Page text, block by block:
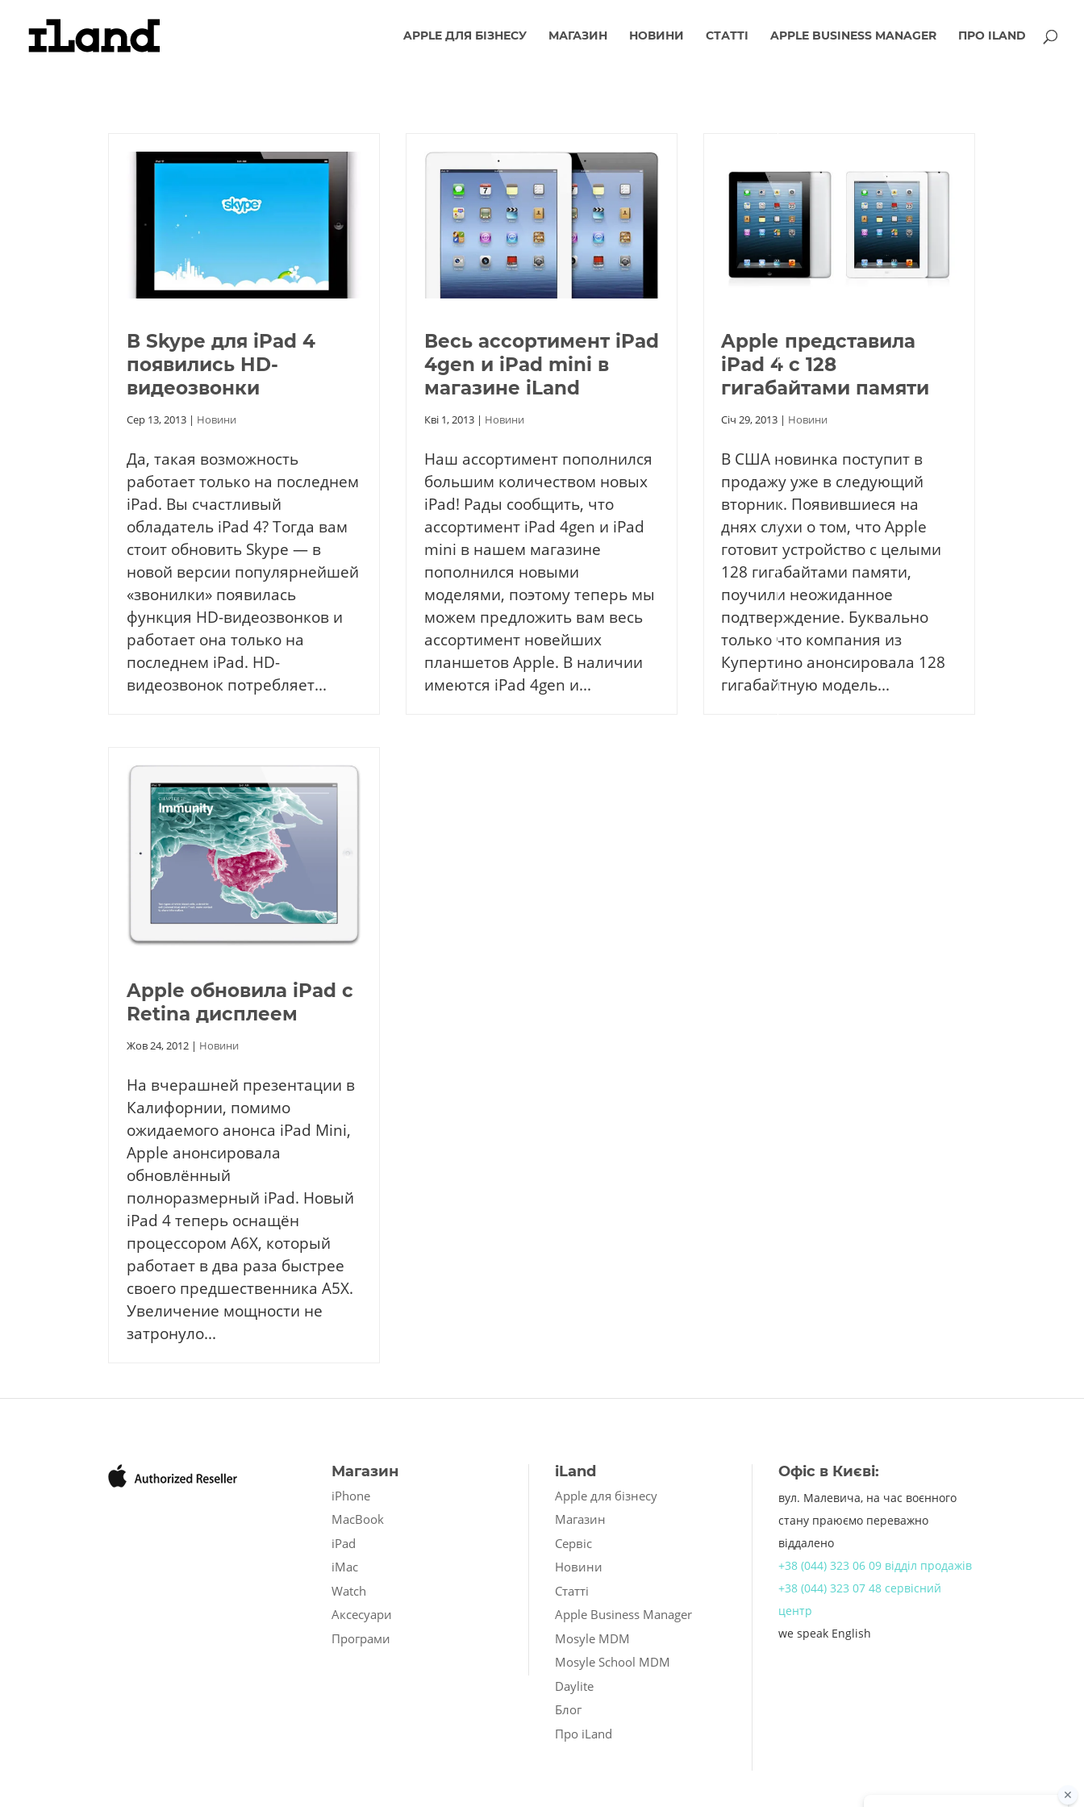
APPLE ДЛЯ БІЗНЕСУ МАГАЗИН НОВИНИ СТАТТІ APPLE BUSINESS MANAGER ПРО ILAND
В Skype для iPad 4
появились HD-
видеозвонки
Сер 13, 2013| Новини
Да, такая возможность
работает только на последнем
iPad. Вы счастливый
обладатель iPad 4? Тогда вам
стоит обновить Skype — в
новой версии популярнейшей
«звонилки» появилась
функция HD-видеозвонков и
работает она только на
последнем iPad. HD-
видеозвонок потребляет...
Весь ассортимент iPad
4gen и iPad mini в
магазине iLand
Кві 1, 2013| Новини
Наш ассортимент пополнился
большим количеством новых
iPad! Рады сообщить, что
ассортимент iPad 4gen и iPad
mini в нашем магазине
пополнился новыми
моделями, поэтому теперь мы
можем предложить вам весь
ассортимент новейших
планшетов Apple. В наличии
имеются iPad 4gen и...
Apple представила
iPad 4 с 128
гигабайтами памяти
Січ 29, 2013 | Новини
В США новинка поступит в
продажу уже в следующий
вторник. Появившиеся на
днях слухи о том, что Apple
готовит устройство с целыми
128 гигабайтами памяти,
поучили неожиданное
подтверждение. Буквально
только что компания из
Купертино анонсировала 128
гигабайтную модель...
Apple обновила iPad с
Retina дисплеем
Жов 24, 2012| Новини
На вчерашней презентации в
Калифорнии, помимо
ожидаемого анонса iPad Mini,
Apple анонсировала
обновлённый
полноразмерный iPad. Новый
iPad 4 теперь оснащён
процессором A6X, который
работает в два раза быстрее
своего предшественника A5X.
Увеличение мощности не
затронуло...
Магазин
iPhone
MacBook
iPad
iMac
Watch
Аксесуари
Програми
iLand
Apple для бізнесу
Магазин
Сервіс
Новини
Статті
Apple Business Manager
Mosyle MDM
Mosyle School MDM
Daylite
Блог
Про iLand
Офіс в Києві:
вул. Малевича, на час воєнного
стану праюємо переважно
віддалено
+38 (044) 323 06 09 відділ продажів
+38 (044) 323 07 48 сервісний
центр
we speak English